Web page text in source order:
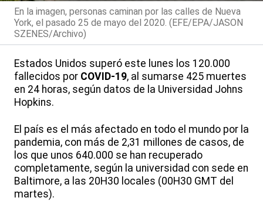
En la imagen, personas caminan por las calles de Nueva
York, el pasado 25 de mayo del 2020. (EFE/EPA/JASON
SZENES/Archivo)
Estados Unidos superó este lunes los 120.000
fallecidos por COVID-19, al sumarse 425 muertes
en 24 horas, según datos de la Universidad Johns
Hopkins.
El país es el más afectado en todo el mundo por la
pandemia, con más de 2,31 millones de casos, de
los que unos 640.000 se han recuperado
completamente, según la universidad con sede en
Baltimore, a las 20H30 locales (00H30 GMT del
martes).